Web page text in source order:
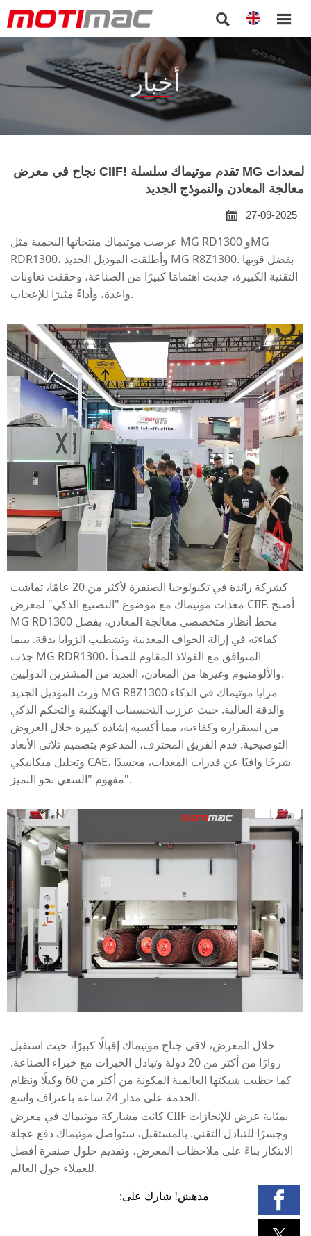
 
أخبار
نجاح في معرض CIIF! تقدم موتيماك سلسلة MG لمعدات
معالجة المعادن والنموذج الجديد

27-09-2025
عرضت موتيماك منتجاتها النجمية مثل MG RD1300 وMG
RDR1300، وأطلقت الموديل الجديد MG R8Z1300. بفضل قوتها
التقنية الكبيرة، جذبت اهتمامًا كبيرًا من الصناعة، وحققت تعاونات
واعدة، وأداءً مثيرًا للإعجاب.
كشركة رائدة في تكنولوجيا الصنفرة لأكثر من 20 عامًا، تماشت
معدات موتيماك مع موضوع "التصنيع الذكي" لمعرض CIIF. أصبح
MG RD1300 محط أنظار متخصصي معالجة المعادن، بفضل
كفاءته في إزالة الحواف المعدنية وتشطيب الزوايا بدقة. بينما
جذب MG RDR1300، المتوافق مع الفولاذ المقاوم للصدأ
والألومنيوم وغيرها من المعادن، العديد من المشترين الدوليين.
ورث الموديل الجديد MG R8Z1300 مزايا موتيماك في الذكاء
والدقة العالية. حيث عززت التحسينات الهيكلية والتحكم الذكي
من استقراره وكفاءته، مما أكسبه إشادة كبيرة خلال العروض
التوضيحية. قدم الفريق المحترف، المدعوم بتصميم ثلاثي الأبعاد
وتحليل ميكانيكي CAE، شرحًا وافيًا عن قدرات المعدات، مجسدًا
مفهوم "السعي نحو التميز".
خلال المعرض، لاقى جناح موتيماك إقبالًا كبيرًا، حيث استقبل
زوارًا من أكثر من 20 دولة وتبادل الخبرات مع خبراء الصناعة.
كما حظيت شبكتها العالمية المكونة من أكثر من 60 وكيلًا ونظام
الخدمة على مدار 24 ساعة باعتراف واسع.
كانت مشاركة موتيماك في معرض CIIF بمثابة عرض للإنجازات
وجسرًا للتبادل التقني. بالمستقبل، ستواصل موتيماك دفع عجلة
الابتكار بناءً على ملاحظات المعرض، وتقديم حلول صنفرة أفضل
للعملاء حول العالم.
مدهش! شارك على: